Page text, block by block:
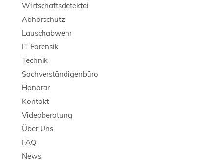
Wirtschaftsdetektei
Abhörschutz
Lauschabwehr
IT Forensik
Technik
Sachverständigenbüro
Honorar
Kontakt
Videoberatung
Über Uns
FAQ
News